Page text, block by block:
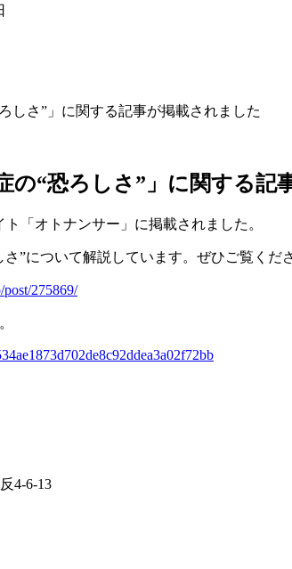
しさ”」に関する記事が掲載されました
の“恐ろしさ”」に関する記
「オトナンサー」に掲載されました。
”について解説しています。ぜひご覧くだ
post/275869/
4-6-13